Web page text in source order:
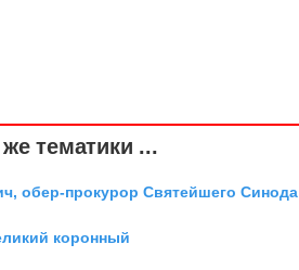
тематики ...
обер-прокурор Святейшего Синода
коронный